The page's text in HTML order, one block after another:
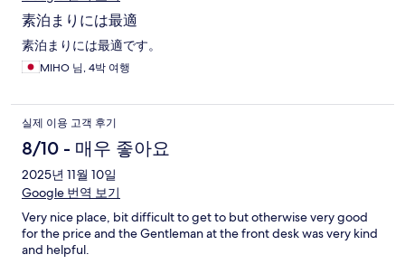
素泊まりには最適
素泊まりには最適です。
MIHO 님, 4박 여행
실제 이용 고객 후기
8/10 - 매우 좋아요
2025년 11월 10일
Google 번역 보기
Very nice place, bit difficult to get to but otherwise very good
for the price and the Gentleman at the front desk was very kind
and helpful.